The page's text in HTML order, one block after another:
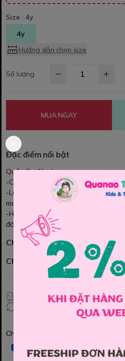
Size : 4y
4y
Hướng dẫn chọn size
Số lượng
MUA NGAY
Đặc điểm nổi bật
Quần Cat&Jack
-Chât thun cotton, da cá mềm mại,
-Lưng chun mềm êm, co giãn, dây
mái.
-Họa tiết và màu sắc rất nổi bật, Bé
đó ạ
Chính sách mua hàng
Chính sách đổi hàng
Giao hàng toàn quốc
Đổi hàng 3 ngày (HCM), 7 ngày
Chia sẻ